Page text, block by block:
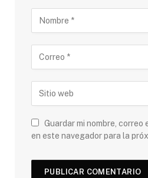
Guardar mi nombre,
en este navegador para la